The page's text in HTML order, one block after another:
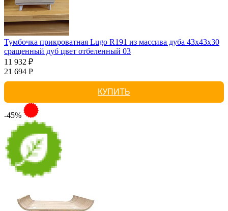
Тумбочка прикроватная Lugo R191 из массива дуба 43х43х30
сращенный дуб цвет отбеленный 03
11 932 ₽
21 694 Р
КУПИТЬ
-45%